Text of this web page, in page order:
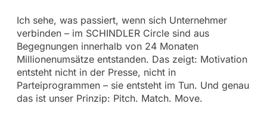
Ich sehe, was passiert, wenn sich Unternehmer
verbinden – im SCHINDLER Circle sind aus
Begegnungen innerhalb von 24 Monaten
Millionenumsätze entstanden. Das zeigt: Motivation
entsteht nicht in der Presse, nicht in
Parteiprogrammen – sie entsteht im Tun. Und genau
das ist unser Prinzip: Pitch. Match. Move.